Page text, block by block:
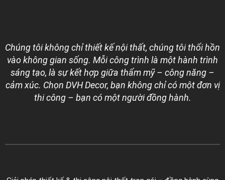
Chúng tôi không chỉ thiết kế nội thất, chúng tôi thổi hồn
vào không gian sống. Mỗi công trình là một hành trình
sáng tạo, là sự kết hợp giữa thẩm mỹ – công năng –
cảm xúc. Chọn DVH Decor, bạn không chỉ có một đơn vị
thi công – bạn có một người đồng hành.